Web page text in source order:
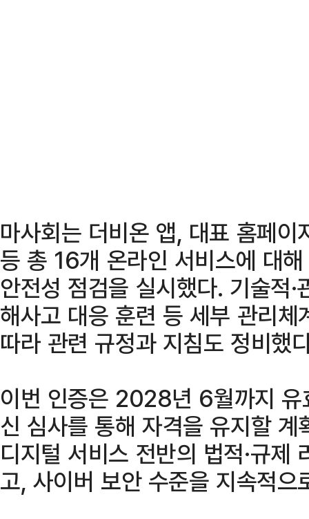
마사회는 더비온 앱, 대표 홈페
등 총 16개 온라인 서비스에 대
안전성 점검을 실시했다. 기술적
해사고 대응 훈련 등 세부 관리
따라 관련 규정과 지침도 정비했
이번 인증은 2028년 6월까지 유
신 심사를 통해 자격을 유지할
디지털 서비스 전반의 법적·규제
고, 사이버 보안 수준을 지속적으